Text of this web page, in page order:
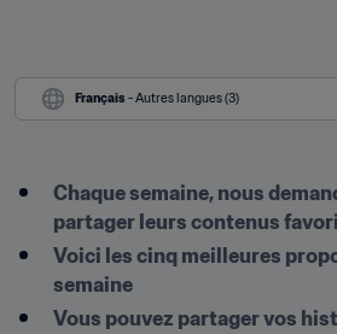
Français - Autres langues (3)
Chaque semaine, nous
partager leurs contenus
Voici les cinq meilleures
semaine
Vous pouvez partager vos